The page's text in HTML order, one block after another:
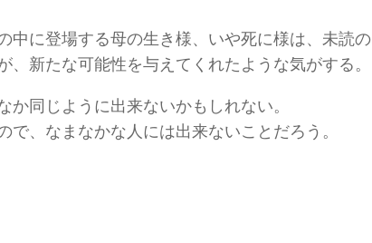
中に登場する母の生き様、いや死に様は、未読の
、新たな可能性を与えてくれたような気がする。
か同じように出来ないかもしれない。
で、なまなかな人には出来ないことだろう。